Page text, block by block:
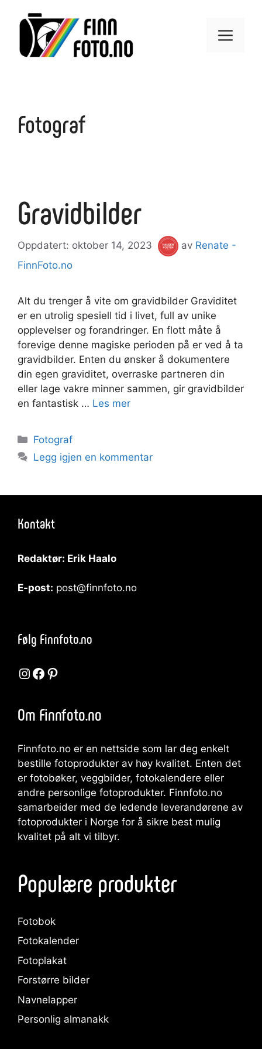
innhold
Meny
Fotograf
Gravidbilder
oktober 14, 2023 av Renate -
FinnFoto.no
Alt du trenger å vite om gravidbilder Graviditet
er en utrolig spesiell tid i livet, full av unike
opplevelser og forandringer. En flott måte å
forevige denne magiske perioden på er ved å ta
gravidbilder. Enten du ønsker å dokumentere
din egen graviditet, overraske partneren din
eller lage vakre minner sammen, gir gravidbilder
en fantastisk … Les mer
Kategorier
Fotograf
Legg igjen en kommentar
Kontakt
Redaktør: Erik Haalo
E-post: post@finnfoto.no
Følg Finnfoto.no
Instagram
Facebook
Pinterest
Om Finnfoto.no
Finnfoto.no er en nettside som lar deg enkelt
bestille fotoprodukter av høy kvalitet. Enten det
er fotobøker, veggbilder, fotokalendere eller
andre personlige fotoprodukter. Finnfoto.no
samarbeider med de ledende leverandørene av
fotoprodukter i Norge for å sikre best mulig
kvalitet på alt vi tilbyr.
Populære produkter
Fotobok
Fotokalender
Fotoplakat
Forstørre bilder
Navnelapper
Personlig almanakk